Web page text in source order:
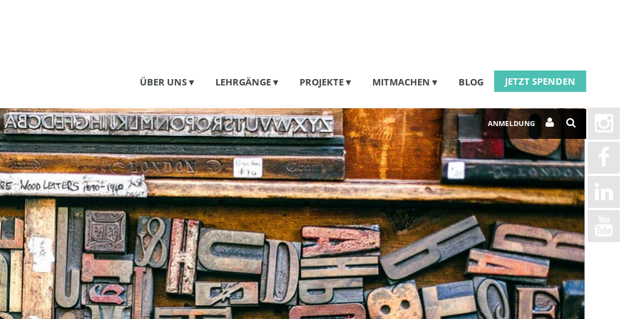
ÜBER UNS
LEHRGÄNGE PROJEKTE MITMACHEN BLOG JETZT SPENDEN
ANMELDUNG